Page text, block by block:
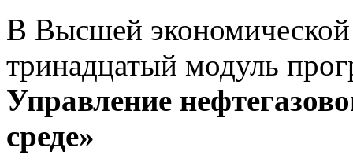
В Высшей
тринадцатый модуль
Управление
среде»